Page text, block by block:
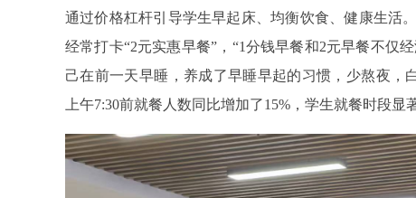
通过价格杠杆引导学生早起床、均衡饮食、健康生活
经常打卡“2元实惠早餐”，“1分钱早餐和2元早餐不仅
己在前一天早睡，养成了早睡早起的习惯，少熬夜，
上午7:30前就餐人数同比增加了15%，学生就餐时段显